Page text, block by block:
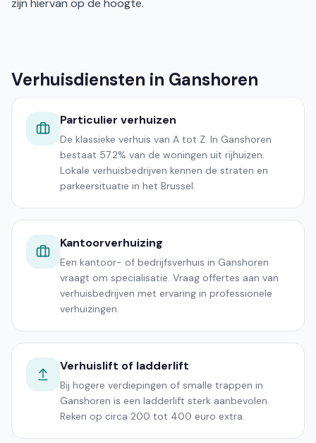
zijn hiervan op de hoogte.
Verhuisdiensten in Ganshoren
Particulier verhuizen
De klassieke verhuis van A tot Z. In Ganshoren
bestaat 57.2% van de woningen uit rijhuizen.
Lokale verhuisbedrijven kennen de straten en
parkeersituatie in het Brussel.
Kantoorverhuizing
Een kantoor- of bedrijfsverhuis in Ganshoren
vraagt om specialisatie. Vraag offertes aan van
verhuisbedrijven met ervaring in professionele
verhuizingen.
Verhuislift of ladderlift
Bij hogere verdiepingen of smalle trappen in
Ganshoren is een ladderlift sterk aanbevolen.
Reken op circa 200 tot 400 euro extra.